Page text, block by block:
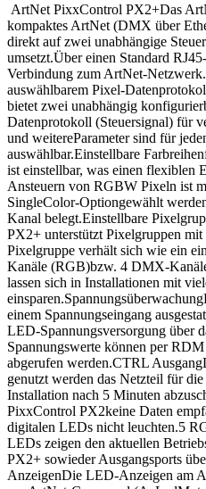
ArtNet PixxControl PX2+Das
kompaktes ArtNet (DMX über
direkt auf zwei unabhängige
umsetzt.Über einen Standard
Verbindung zum ArtNet-
auswählbarem Pixel-
bietet zwei unabhängig
Datenprotokoll (Steuersignal) für
und weitereParameter sind für
auswählbar.Einstellbare
ist einstellbar, was einen flexiblen
Ansteuern von RGBW Pixeln ist
SingleColor-Optiongewählt
Kanal belegt.Einstellbare
PX2+ unterstützt Pixelgruppen mit
Pixelgruppe verhält sich wie ein
Kanäle (RGB)bzw. 4 DMX-
lassen sich in Installationen mit
einem Spannungseingang
LED-Spannungsversorgung über
Spannungswerte können per
abgerufen werden.CTRL
genutzt werden das Netzteil für
Installation nach 5 Minuten
PixxControl PX2keine Daten
digitalen LEDs nicht leuchten.5
LEDs zeigen den aktuellen
PX2+ sowieder Ausgangsports
AnzeigenDie LED-Anzeigen am